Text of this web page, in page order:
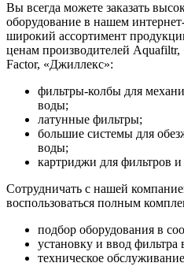
Вы всегда можете заказать
оборудование в нашем
широкий ассортимент
ценам производителей
Factor, «Джиллекс»:
фильтры-колбы для
воды;
латунные фильтры;
большие системы для
воды;
картриджи для фильтров
Сотрудничать с нашей
воспользоваться полным
подбор оборудования в
установку и ввод фильтра
техническое